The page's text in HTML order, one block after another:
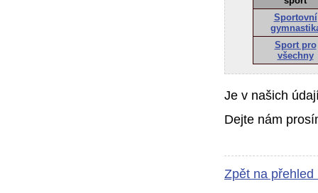
Sportovní
Sport pro
všechny
Je v našich
Dejte nám
Zpět na přehled